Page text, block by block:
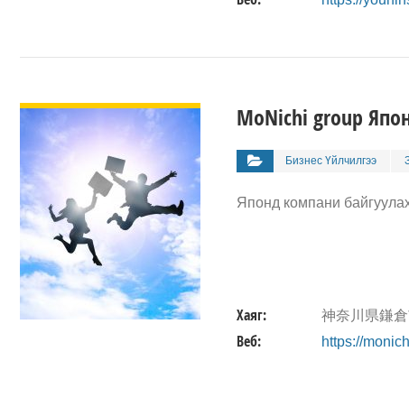
MoNichi group
Бизнес Үйлчилгээ
Японд компани
Хаяг: 神奈川県鎌
Веб: https://